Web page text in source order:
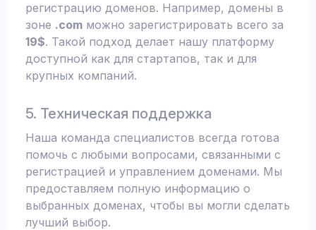
регистрацию доменов. Например, домены в
зоне .com можно зарегистрировать всего за
19$. Такой подход делает нашу платформу
доступной как для стартапов, так и для
крупных компаний.
5. Техническая поддержка
Наша команда специалистов всегда готова
помочь с любыми вопросами, связанными с
регистрацией и управлением доменами. Мы
предоставляем полную информацию о
выбранных доменах, чтобы вы могли сделать
лучший выбор.